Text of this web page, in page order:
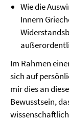
Wie die
Innern
Im Rahmen
sich auf
mir dies an
Bewusstsein,